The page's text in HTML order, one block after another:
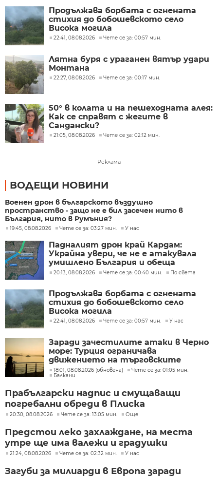
Продължава борбата с огнената
стихия до бобошевското село
Висока могила
22:41, 08.08.2026 Чете се за: 00:57 мин.
Лятна буря с ураганен вятър удари
Монтана
22:27, 08.08.2026 Чете се за: 00:17 мин.
50° в колата и на пешеходната алея:
Как се справят с жегите в
Сандански?
21:05, 08.08.2026 Чете се за: 02:12 мин.
Реклама
ВОДЕЩИ НОВИНИ
Военен дрон в българското въздушно
пространство - защо не е бил засечен нито в
България, нито в Румъния?
19:45, 08.08.2026 Чете се за: 03:27 мин. У нас
Падналият дрон край Кардам:
Украйна увери, че не е атакувала
умишлено България и обеща
разследване
20:13, 08.08.2026 Чете се за: 00:40 мин. По света
Продължава борбата с огнената
стихия до бобошевското село
Висока могила
22:41, 08.08.2026 Чете се за: 00:57 мин. У нас
Заради зачестилите атаки в Черно
море: Турция ограничава
движението на търговските
кораби
18:01, 08.08.2026 (обновена)
Чете се за: 01:05 мин.
Балкани
Прабългарски надпис и смущаващи
погребални обреди в Плиска
20:30, 08.08.2026 Чете се за: 13:05 мин. Още
Предстои леко захлаждане, на места
утре ще има валежи и градушки
21:24, 08.08.2026 Чете се за: 02:32 мин. У нас
Загуби за милиарди в Европа заради